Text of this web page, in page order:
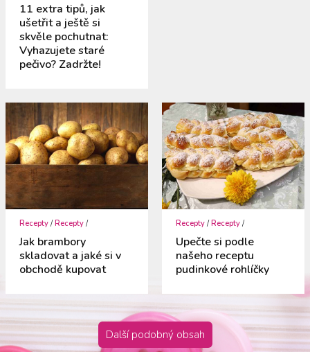
11 extra tipů, jak
ušetřit a ještě si
skvěle pochutnat:
Vyhazujete staré
pečivo? Zadržte!
Recepty / Recepty /
Jak brambory
skladovat a jaké si v
obchodě kupovat
Recepty / Recepty /
Upečte si podle
našeho receptu
pudinkové rohlíčky
Další podobný obsah